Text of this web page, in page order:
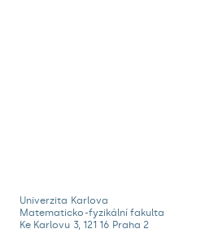
Univerzita Karlova
Matematicko-fyzikální fakulta
Ke Karlovu 3, 121 16 Praha 2